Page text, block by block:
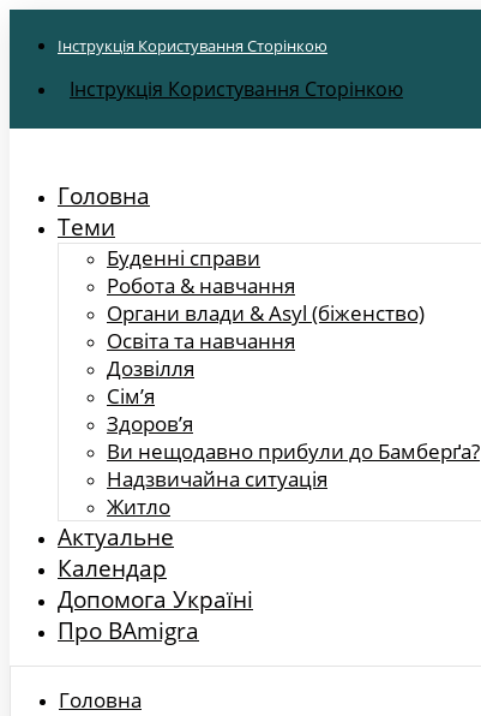
Інструкція Користування Сторінкою
Інструкція Користування Сторінкою
Головна
Теми
Буденні справи
Робота & навчання
Органи влади & Asyl (біженство)
Освіта та навчання
Дозвілля
Сім’я
Здоров’я
Ви нещодавно прибули до Бамберґа?
Надзвичайна ситуація
Житло
Актуальне
Календар
Допомога Україні
Про BAmigra
Головна